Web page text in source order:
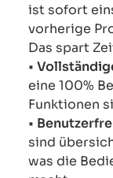
ist sofort
vorherige
Das spart
•
eine 100%
Funktionen
•
sind
was die